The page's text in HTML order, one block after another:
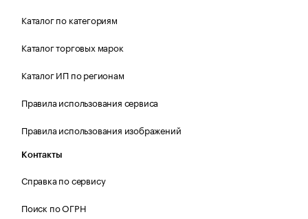
Каталог по категориям
Каталог торговых марок
Каталог ИП по регионам
Правила использования сервиса
Правила использования изображений
Контакты
Справка по сервису
Поиск по ОГРН